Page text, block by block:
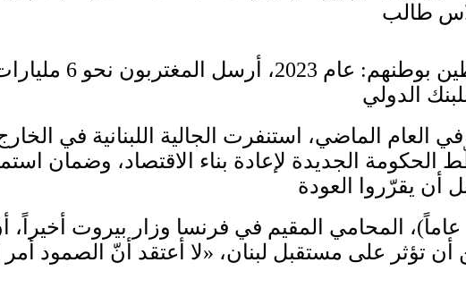
العام الماضي، استنفرت الجالية اللبنانية في
الحكومة الجديدة لإعادة بناء الاقتصاد، وضمان
ويرى كونراد كنعان (31 عاماً)، المحامي المقيم في فرنسا وزار